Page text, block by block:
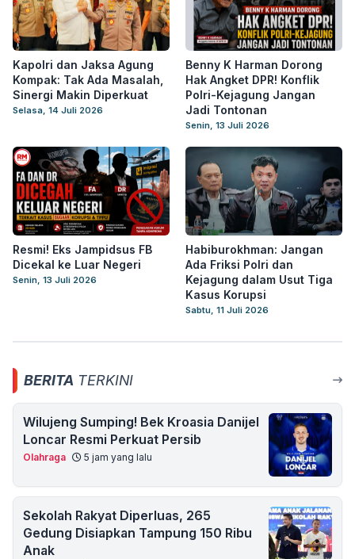
Kapolri dan Jaksa Agung
Kompak: Tak Ada Masalah,
Sinergi Makin Diperkuat
Selasa, 14 Juli 2026
Benny K Harman Dorong
Hak Angket DPR! Konflik
Polri-Kejagung Jangan
Jadi Tontonan
Senin, 13 Juli 2026
Resmi! Eks Jampidsus FB
Dicekal ke Luar Negeri
Senin, 13 Juli 2026
Habiburokhman: Jangan
Ada Friksi Polri dan
Kejagung dalam Usut Tiga
Kasus Korupsi
Sabtu, 11 Juli 2026
BERITA TERKINI
Wilujeng Sumping! Bek Kroasia Danijel
Loncar Resmi Perkuat Persib
Olahraga 5 jam yang lalu
Sekolah Rakyat Diperluas, 265
Gedung Disiapkan Tampung 150 Ribu
Anak